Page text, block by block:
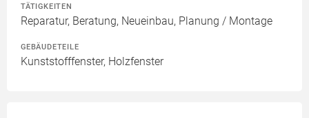
TÄTIGKEITEN
Reparatur, Beratung, Neueinbau, Planung / Montage
GEBÄUDETEILE
Kunststofffenster, Holzfenster